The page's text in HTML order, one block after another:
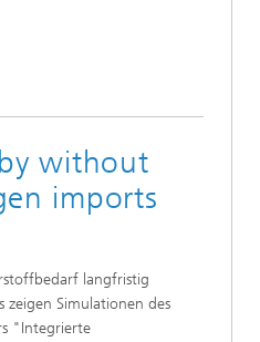
without
imports
langfristig
zeigen Simulationen des
"Integrierte